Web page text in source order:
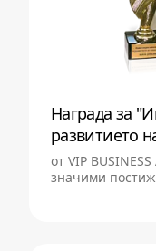
Награда за
развитието
от VIP
значими